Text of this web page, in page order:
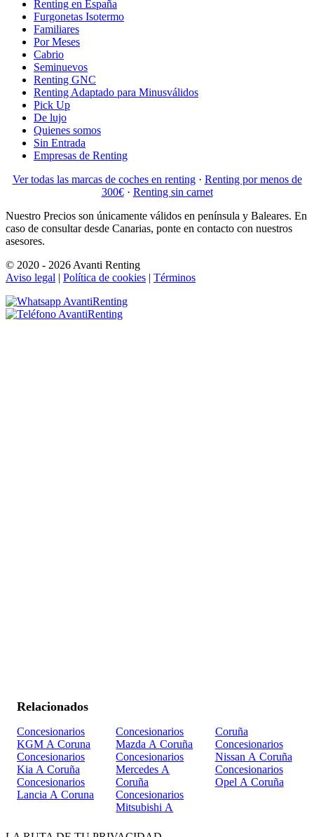
Renting en España
Furgonetas Isotermo
Familiares
Por Meses
Cabrio
Seminuevos
Renting GNC
Renting Adaptado para Minusválidos
Pick Up
De lujo
Quienes somos
Sin Entrada
Empresas de Renting
Ver todas las marcas de coches en renting· Renting por menos de
300€· Renting sin carnet
Nuestro Precios son únicamente válidos en península y Baleares. En
caso de consultar desde Canarias, ponte en contacto con nuestros
asesores.
© 2020 - 2026 Avanti Renting
Aviso legal | Política de cookies | Términos
Relacionados
Concesionarios
KGM A Coruna
Concesionarios
Kia A Coruña
Concesionarios
Lancia A Coruna
Concesionarios
Mazda A Coruña
Concesionarios
Mercedes A
Coruña
Concesionarios
Mitsubishi A
Coruña
Concesionarios
Nissan A Coruña
Concesionarios
Opel A Coruña